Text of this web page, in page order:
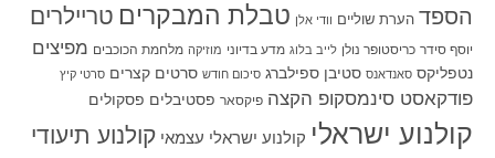
הספד הערת שוליים וודי אלן טבלת המבקרים טריילרים
יוסף סידר כריסטופר נולן לייב בלוג מדע בדיוני מוזיקה מלחמת הכוכבים מפיצים
נטפליקס סאנדאנס סטיבן ספילברג סיכום חודש סרטים קצרים סרטי קיץ
פודקאסט סינמסקופ הקצה פיקסאר פסטיבלים פסקולים
קולנוע ישראלי קולנוע ישראלי עצמאי קולנוע תיעודי